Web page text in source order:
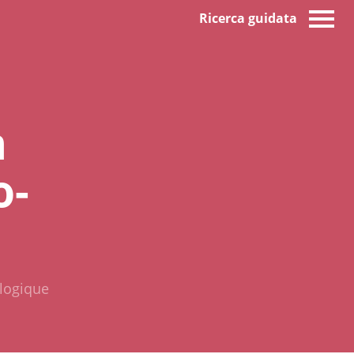
Ricerca guidata